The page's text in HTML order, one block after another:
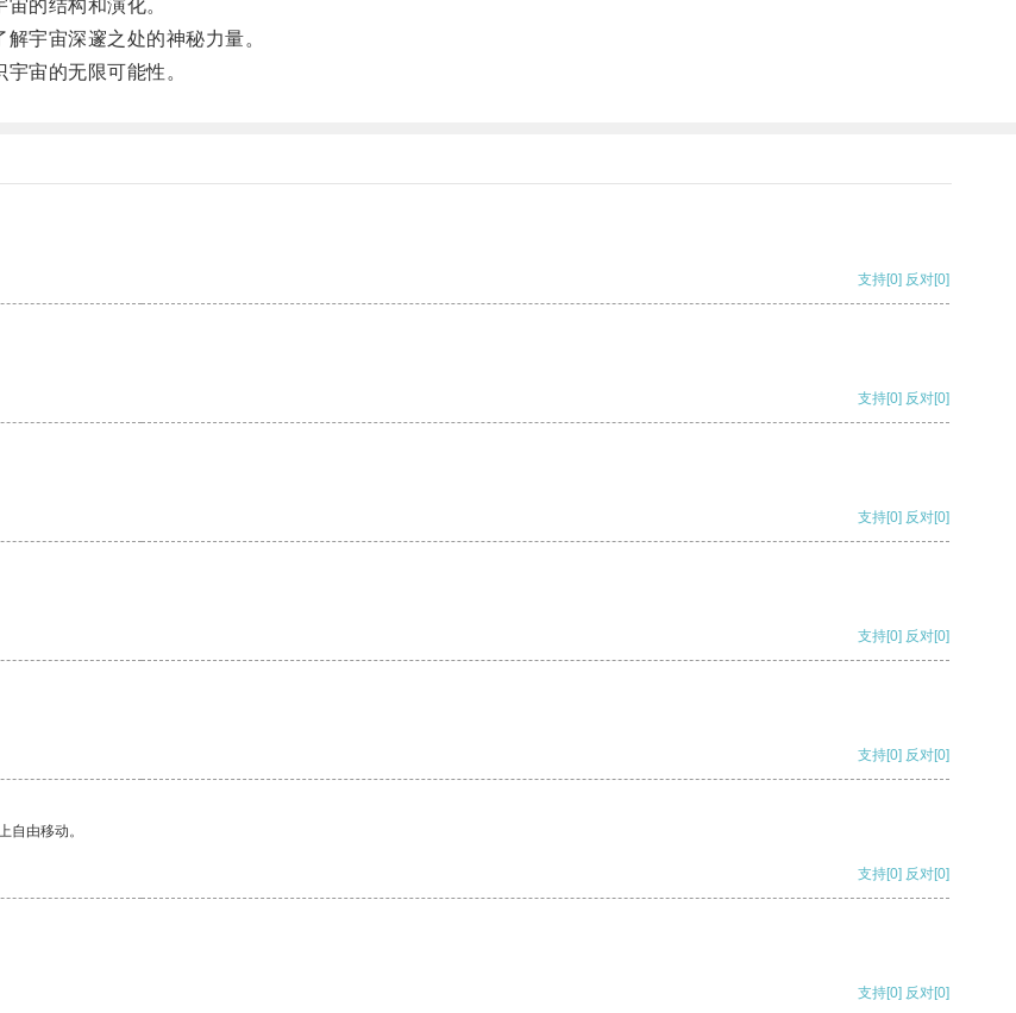
的结构和演化。
宇宙深邃之处的神秘力量。
宙的无限可能性。
支持[0] 反对[0]
支持[0] 反对[0]
支持[0] 反对[0]
支持[0] 反对[0]
支持[0] 反对[0]
自由移动。
支持[0] 反对[0]
支持[0] 反对[0]